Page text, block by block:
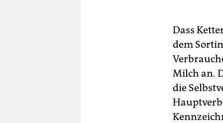
Dass
dem
Milch an.
die